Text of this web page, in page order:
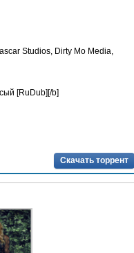
Studios, Dirty Mo Media,
[RuDub][/b]
Скачать торрент